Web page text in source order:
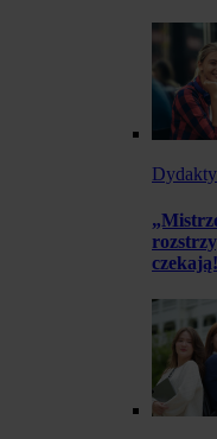
czekają!